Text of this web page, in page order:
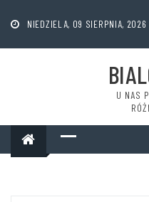
contentNIEDZIELA, 09 SIERPNIA, 2026
U NAS